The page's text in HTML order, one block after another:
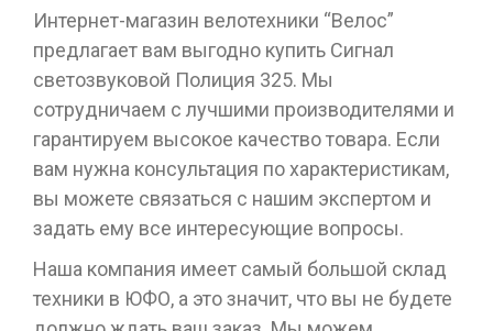
Интернет-магазин велотехники “Велос”
предлагает вам выгодно купить Сигнал
светозвуковой Полиция 325. Мы
сотрудничаем с лучшими производителями и
гарантируем высокое качество товара. Если
вам нужна консультация по характеристикам,
вы можете связаться с нашим экспертом и
задать ему все интересующие вопросы.
Наша компания имеет самый большой склад
техники в ЮФО, а это значит, что вы не будете